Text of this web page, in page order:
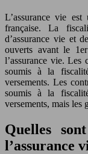
L’assurance vie
française. La
d’assurance vie et
ouverts avant le
l’assurance vie. Les
soumis à la
versements. Les
soumis à la
versements, mais les
Quelles
l’assurance